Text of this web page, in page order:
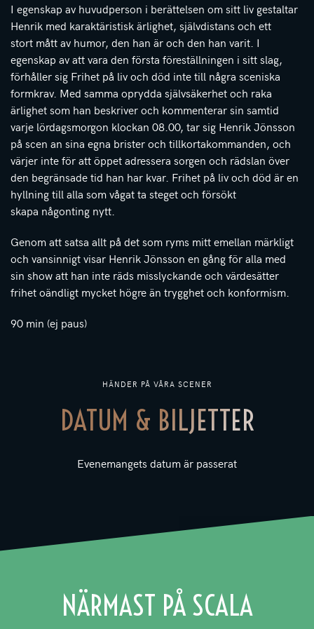
HÄNDER PÅ VÅRA SCENER
DATUM & BILJETTER
Evenemangets datum är passerat
I egenskap av huvudperson i berättelsen om sitt liv gestaltar
Henrik med karaktäristisk ärlighet, självdistans och ett
stort mått av humor, den han är och den han varit. I
egenskap av att vara den första föreställningen i sitt slag,
förhåller sig Frihet på liv och död inte till några sceniska
formkrav. Med samma oprydda självsäkerhet och raka
ärlighet som han beskriver och kommenterar sin samtid
varje lördagsmorgon klockan 08.00, tar sig Henrik Jönsson
på scen an sina egna brister och tillkortakommanden, och
värjer inte för att öppet adressera sorgen och rädslan över
den begränsade tid han har kvar. Frihet på liv och död är en
hyllning till alla som vågat ta steget och försökt
skapa någonting nytt.
Genom att satsa allt på det som ryms mitt emellan märkligt
och vansinnigt visar Henrik Jönsson en gång för alla med
sin show att han inte räds misslyckande och värdesätter
frihet oändligt mycket högre än trygghet och konformism.
90 min (ej paus)
NÄRMAST PÅ SCALA